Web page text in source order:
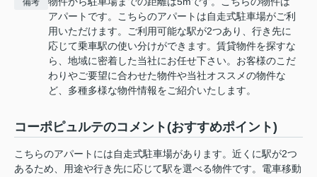
備考
アパートです。こちらのアパートは自走式駐車場がご利
用いただけます。ご利用可能な駅が2つあり、行き先に
応じて乗車駅の使い分けができます。賃貸物件を探すな
ら、地域に密着した当社にお任せ下さい。お客様のこだ
わりやご要望に合わせた物件や当社オススメの物件な
ど、多種多様な物件情報をご紹介いたします。
コーポピュルテのコメント(おすすめポイント)
こちらのアパートには自走式駐車場があります。近くに駅が2つ
あるため、用途や行き先に応じて駅を選べる物件です。電車移動